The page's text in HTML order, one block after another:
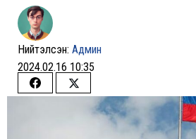
Нийтэлсэн: Админ
2024.02.16 10:35
Share
Share